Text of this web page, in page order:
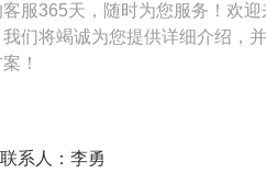
服365天，随时为您服务！欢迎
们将竭诚为您提供详细介绍，
！
联系人：李勇